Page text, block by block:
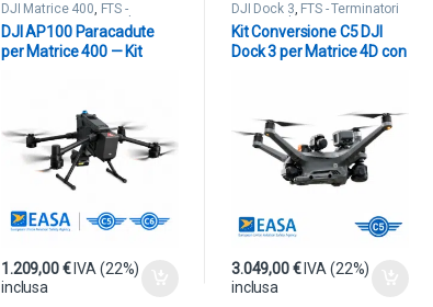
DJI Matrice 400, FTS -
Terminatori & Paracaduti
DJI AP100 Paracadute
per Matrice 400 — Kit
1.209,00€ IVA (22%)
inclusa
DJI Dock 3, FTS - Terminatori
& Paracaduti
Kit Conversione C5 DJI
Dock 3 per Matrice 4D con
3.049,00€ IVA (22%)
inclusa